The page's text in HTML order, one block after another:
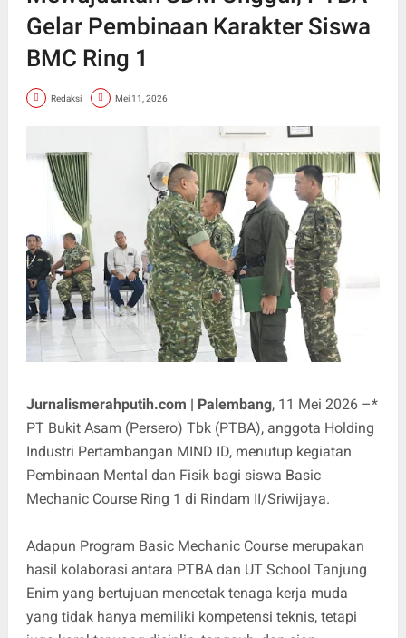
Gelar Pembinaan Karakter Siswa
BMC Ring 1
Redaksi Mei 11, 2026
Jurnalismerahputih.com | Palembang, 11 Mei 2026 –*
PT Bukit Asam (Persero) Tbk (PTBA), anggota Holding
Industri Pertambangan MIND ID, menutup kegiatan
Pembinaan Mental dan Fisik bagi siswa Basic
Mechanic Course Ring 1 di Rindam II/Sriwijaya.
Adapun Program Basic Mechanic Course merupakan
hasil kolaborasi antara PTBA dan UT School Tanjung
Enim yang bertujuan mencetak tenaga kerja muda
yang tidak hanya memiliki kompetensi teknis, tetapi